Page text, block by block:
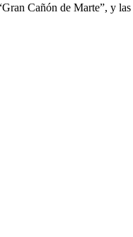
Cañón de Marte”, y